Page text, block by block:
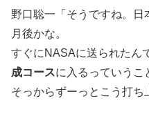
野口聡一「そうですね。
月後かな。
すぐにNASAに送られたん
成コースに入るっていうこ
そっからずーっとこう打ち